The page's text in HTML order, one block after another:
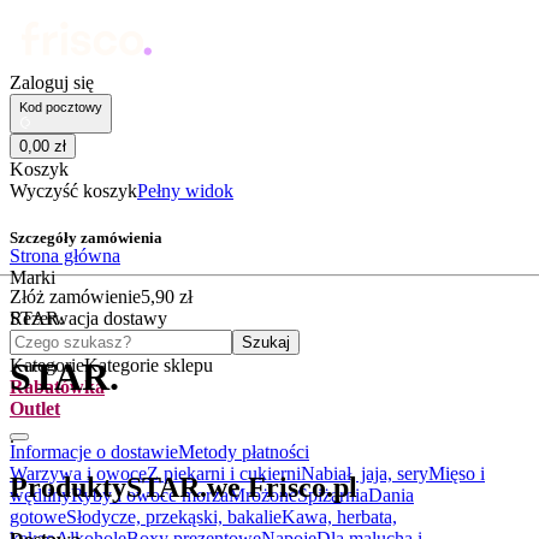
Zaloguj się
Kod pocztowy
0,00 zł
Koszyk
Wyczyść koszykPełny widok
Szczegóły zamówienia
Złóż zamówienie5,90 zł
Rezerwacja dostawy
Czego szukasz?
Szukaj
KategorieKategorie sklepu
Rabatówka
Outlet
Informacje o dostawieMetody płatności
Warzywa i owoceZ piekarni i cukierniNabiał, jaja, seryMięso i
wędlinyRyby i owoce morzaMrożoneSpiżarniaDania
gotoweSłodycze, przekąski, bakalieKawa, herbata,
Strona główna
Marki
STAR.
STAR.
.
ProduktySTAR.we Frisco.pl